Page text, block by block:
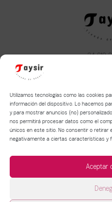
Utilizamos tecnologías como las cookies
información del dispositivo. Lo hacemos
y para mostrar anuncios (no)
nos permitirá procesar datos como el
únicos en este sitio. No consentir o retirar
negativamente a ciertas características y
Aceptar
+34 610
Aviso legal Política de
Términos y condiciones
Política de